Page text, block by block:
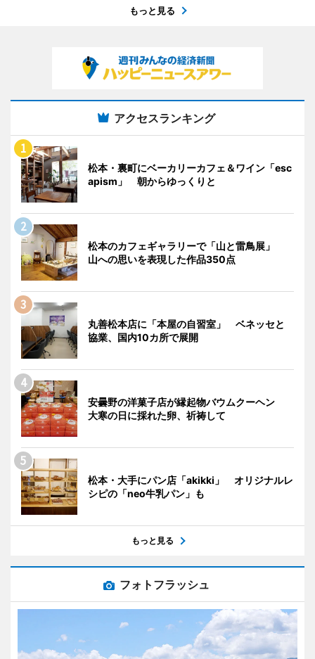
もっと見る
アクセスランキング
松本・裏町にベーカリーカフェ＆ワイン「esc
apism」 朝からゆっくりと
松本のカフェギャラリーで「山と雷鳥展」
山への思いを表現した作品350点
丸善松本店に「本屋の自習室」 ベネッセと
協業、国内10カ所で展開
安曇野の洋菓子店が縁起物バウムクーヘン
大寒の日に採れた卵、祈祷して
松本・大手にパン店「akikki」 オリジナルレ
シピの「neo牛乳パン」も
もっと見る
フォトフラッシュ